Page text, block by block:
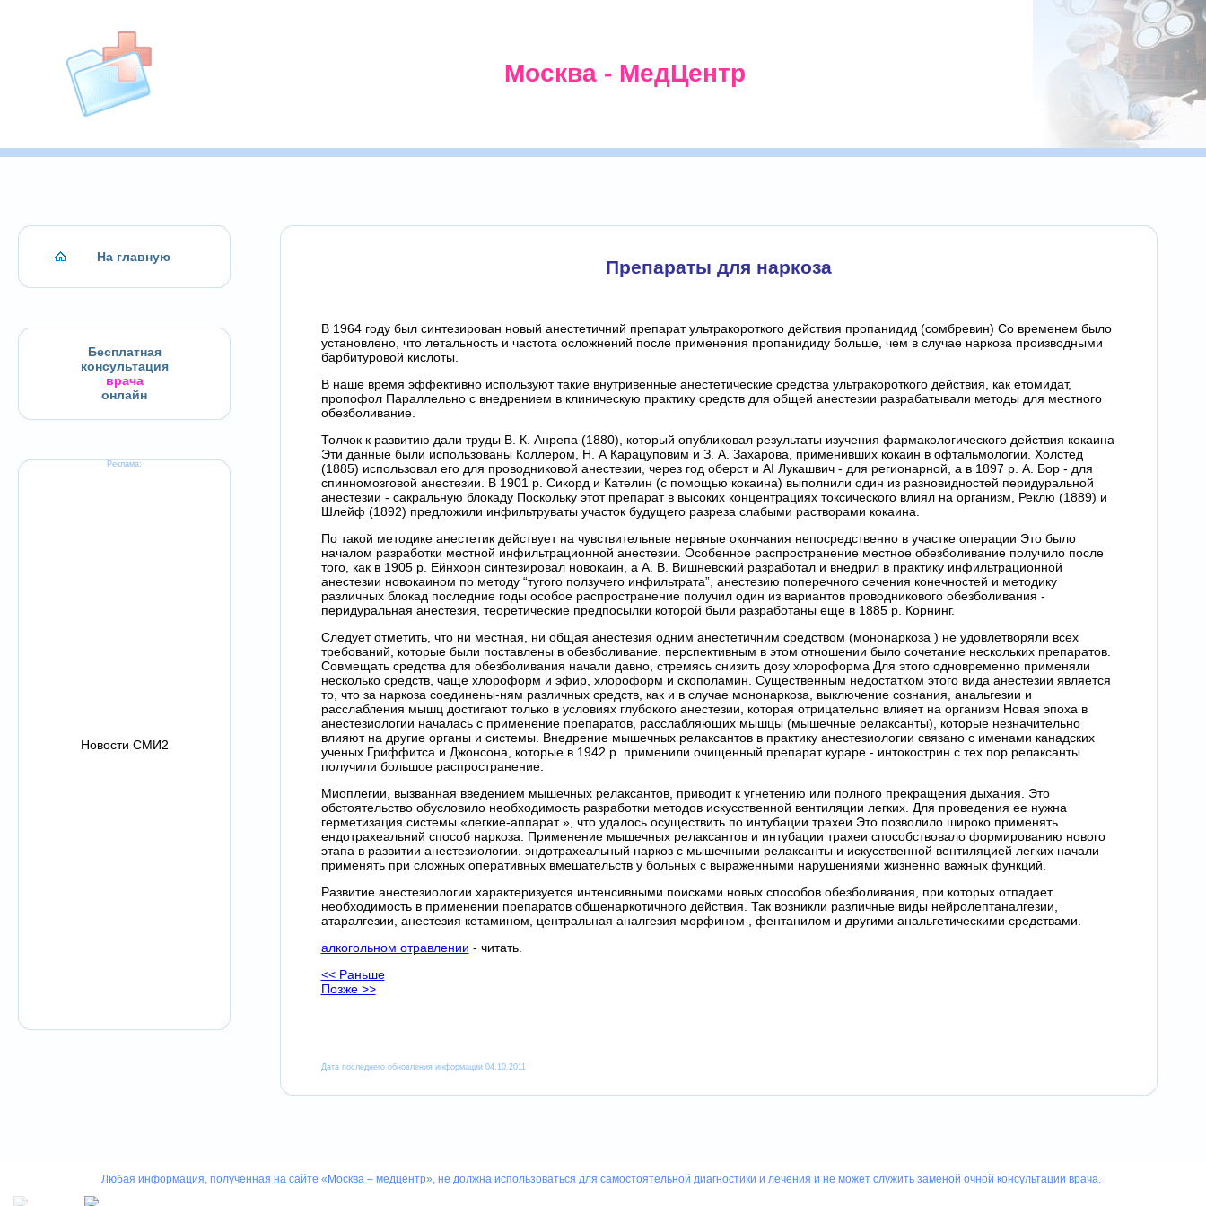
Москва - МедЦентр
На главную
Бесплатная
консультация
врача
онлайн
Реклама:
Новости СМИ2
Препараты для наркоза
В 1964 году был синтезирован новый анестетичний препарат ультракороткого действия пропанидид (сомбревин) Со временем было
установлено, что летальность и частота осложнений после применения пропанидиду больше, чем в случае наркоза производными
барбитуровой кислоты.
В наше время эффективно используют такие внутривенные анестетические средства ультракороткого действия, как етомидат,
пропофол Параллельно с внедрением в клиническую практику средств для общей анестезии разрабатывали методы для местного
обезболивание.
Толчок к развитию дали труды В. К. Анрепа (1880), который опубликовал результаты изучения фармакологического действия кокаина
Эти данные были использованы Коллером, Н. А Карацуповим и З. А. Захарова, применивших кокаин в офтальмологии. Холстед
(1885) использовал его для проводниковой анестезии, через год оберст и AI Лукашвич - для регионарной, а в 1897 p. А. Бор - для
спинномозговой анестезии. В 1901 p. Сикорд и Кателин (с помощью кокаина) выполнили один из разновидностей перидуральной
анестезии - сакральную блокаду Поскольку этот препарат в высоких концентрациях токсического влиял на организм, Реклю (1889) и
Шлейф (1892) предложили инфильтруваты участок будущего разреза слабыми растворами кокаина.
По такой методике анестетик действует на чувствительные нервные окончания непосредственно в участке операции Это было
началом разработки местной инфильтрационной анестезии. Особенное распространение местное обезболивание получило после
того, как в 1905 p. Ейнхорн синтезировал новокаин, а А. В. Вишневский разработал и внедрил в практику инфильтрационной
анестезии новокаином по методу “тугого ползучего инфильтрата”, анестезию поперечного сечения конечностей и методику
различных блокад последние годы особое распространение получил один из вариантов проводникового обезболивания -
перидуральная анестезия, теоретические предпосылки которой были разработаны еще в 1885 p. Корнинг.
Следует отметить, что ни местная, ни общая анестезия одним анестетичним средством (мононаркоза ) не удовлетворяли всех
требований, которые были поставлены в обезболивание. перспективным в этом отношении было сочетание нескольких препаратов.
Совмещать средства для обезболивания начали давно, стремясь снизить дозу хлороформа Для этого одновременно применяли
несколько средств, чаще хлороформ и эфир, хлороформ и скополамин. Существенным недостатком этого вида анестезии является
то, что за наркоза соединены-ням различных средств, как и в случае мононаркоза, выключение сознания, анальгезии и
расслабления мышц достигают только в условиях глубокого анестезии, которая отрицательно влияет на организм Новая эпоха в
анестезиологии началась с применение препаратов, расслабляющих мышцы (мышечные релаксанты), которые незначительно
влияют на другие органы и системы. Внедрение мышечных релаксантов в практику анестезиологии связано с именами канадских
ученых Гриффитса и Джонсона, которые в 1942 p. применили очищенный препарат кураре - интокострин с тех пор релаксанты
получили большое распространение.
Миоплегии, вызванная введением мышечных релаксантов, приводит к угнетению или полного прекращения дыхания. Это
обстоятельство обусловило необходимость разработки методов искусственной вентиляции легких. Для проведения ее нужна
герметизация системы «легкие-аппарат », что удалось осуществить по интубации трахеи Это позволило широко применять
ендотрахеальний способ наркоза. Применение мышечных релаксантов и интубации трахеи способствовало формированию нового
этапа в развитии анестезиологии. эндотрахеальный наркоз с мышечными релаксанты и искусственной вентиляцией легких начали
применять при сложных оперативных вмешательств у больных с выраженными нарушениями жизненно важных функций.
Развитие анестезиологии характеризуется интенсивными поисками новых способов обезболивания, при которых отпадает
необходимость в применении препаратов общенаркотичного действия. Так возникли различные виды нейролептаналгезии,
атаралгезии, анестезия кетамином, центральная аналгезия морфином , фентанилом и другими анальгетическими средствами.
алкогольном отравлении - читать.
<< Раньше
Позже >>
Дата последнего обновления информации 04.10.2011
Любая информация, полученная на сайте «Москва – медцентр», не должна использоваться для самостоятельной диагностики и лечения и не может служить заменой очной консультации врача.